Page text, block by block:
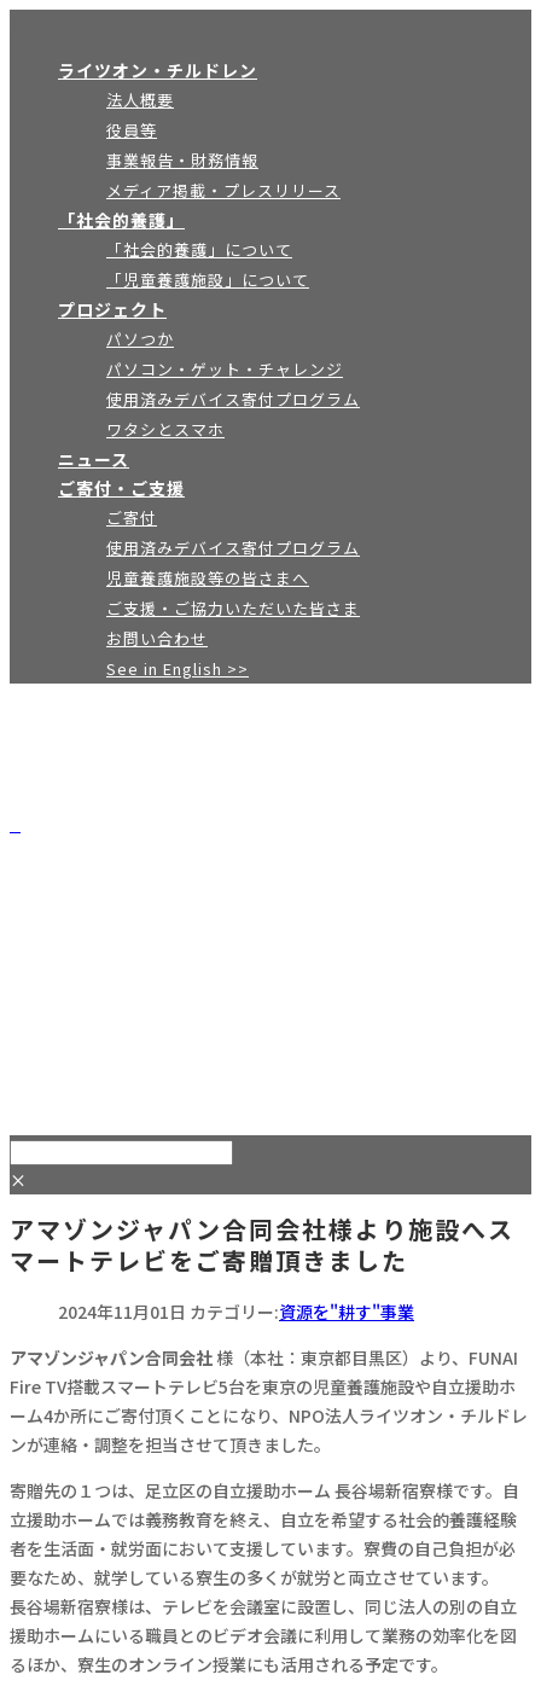
ライツオン・チルドレン
法人概要
役員等
事業報告・財務情報
メディア掲載・プレスリリース
「社会的養護」
「社会的養護」について
「児童養護施設」について
プロジェクト
パソつか
パソコン・ゲット・チャレンジ
使用済みデバイス寄付プログラム
ワタシとスマホ
ニュース
ご寄付・ご支援
ご寄付
使用済みデバイス寄付プログラム
児童養護施設等の皆さまへ
ご支援・ご協力いただいた皆さま
お問い合わせ
See in English >>
×
アマゾンジャパン合同会社様より施設へス
マートテレビをご寄贈頂きました
2024年11月01日 カテゴリー:資源を"耕す"事業
アマゾンジャパン合同会社様（本社：東京都目黒区）より、FUNAI
Fire TV搭載スマートテレビ5台を東京の児童養護施設や自立援助ホ
ーム4か所にご寄付頂くことになり、NPO法人ライツオン・チルドレ
ンが連絡・調整を担当させて頂きました。
寄贈先の１つは、足立区の自立援助ホーム 長谷場新宿寮様です。自
立援助ホームでは義務教育を終え、自立を希望する社会的養護経験
者を生活面・就労面において支援しています。寮費の自己負担が必
要なため、就学している寮生の多くが就労と両立させています。
長谷場新宿寮様は、テレビを会議室に設置し、同じ法人の別の自立
援助ホームにいる職員とのビデオ会議に利用して業務の効率化を図
るほか、寮生のオンライン授業にも活用される予定です。